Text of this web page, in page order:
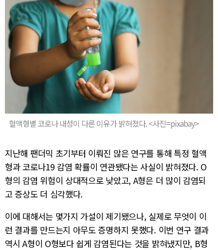
혈액형별 코로나 내성이 다른 이유가 밝혀졌다. <사진=pixabay>
지난해 팬더믹 초기부터 이뤄진 많은 연구를 통해 특정 혈액
형과 코로나19 감염 확률이 연관됐다는 사실이 밝혀졌다. O
형의 감염 위험이 상대적으로 낮았고, A형은 더 많이 감염되
고 증상도 더 심각했다.
이에 대해서는 몇가지 가설이 제기됐으나, 실제로 무엇이 이
런 결과를 만드는지 아무도 증명하지 못했다. 이번 연구 결과
역시 A형이 O형보다 쉽게 감염된다는 것을 밝혀냈지만, B형